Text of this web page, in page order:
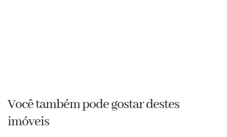
Você também pode gostar destes
imóveis